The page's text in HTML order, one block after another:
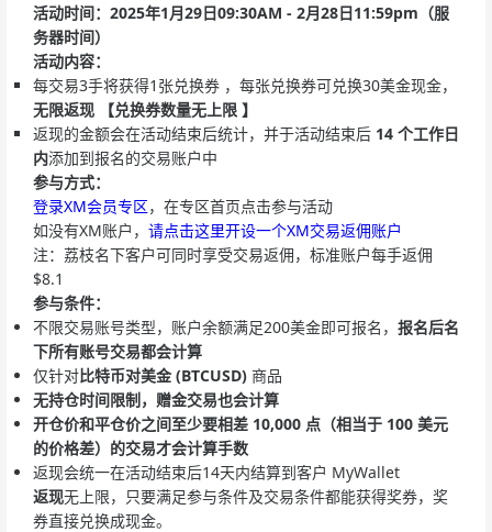
活动时间：2025年1月29日09:30AM - 2月28日11:59pm（服
务器时间）
活动内容：
每交易3手将获得1张兑换券 ，每张兑换券可兑换30美金现金，
无限返现 【兑换券数量无上限 】
返现的金额会在活动结束后统计，并于活动结束后 14 个工作日
内添加到报名的交易账户中
参与方式：
登录XM会员专区，在专区首页点击参与活动
如没有XM账户， 请点击这里开设一个XM交易返佣账户
注：荔枝名下客户可同时享受交易返佣，标准账户每手返佣
$8.1
参与条件：
不限交易账号类型，账户余额满足200美金即可报名， 报名后名
下所有账号交易都会计算
仅针对比特币对美金 (BTCUSD) 商品
无持仓时间限制，赠金交易也会计算
开仓价和平仓价之间至少要相差 10,000 点（相当于 100 美元
的价格差）的交易才会计算手数
返现会统一在活动结束后14天内结算到客户 MyWallet
返现无上限，只要满足参与条件及交易条件都能获得奖券，奖
券直接兑换成现金。